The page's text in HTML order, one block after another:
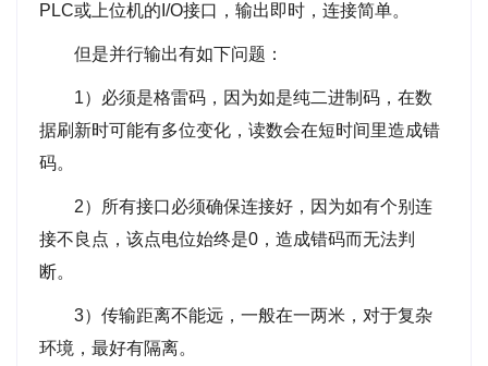
PLC或上位机的I/O接口，输出即时，连接简单。
但是并行输出有如下问题：
1）必须是格雷码，因为如是纯二进制码，在数
据刷新时可能有多位变化，读数会在短时间里造成错
码。
2）所有接口必须确保连接好，因为如有个别连
接不良点，该点电位始终是0，造成错码而无法判
断。
3）传输距离不能远，一般在一两米，对于复杂
环境，最好有隔离。